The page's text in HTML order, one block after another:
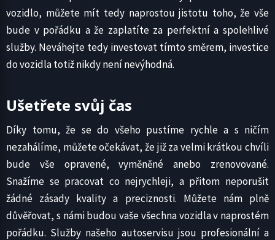
vozidlo, můžete mít tedy naprostou jistotu toho, že vše
bude v pořádku a že zaplatíte za perfektní a spolehlivé
služby. Neváhejte tedy investovat tímto směrem, investice
do vozidla totiž nikdy není nevýhodná.
Ušetřete svůj čas
Díky tomu, že se do všeho pustíme rychle a s ničím
nezahálíme, můžete očekávat, že již za velmi krátkou chvíli
bude vše opravené, vyměněné anebo zrenovované.
Snažíme se pracovat co nejrychleji, a přitom neporušit
žádné zásady kvality a preciznosti. Můžete nám plně
důvěřovat, s námi budou vaše všechna vozidla v naprostém
pořádku. Služby našeho autoservisu jsou profesionální a